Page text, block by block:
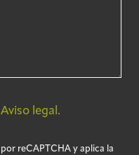
Aviso legal.
reCAPTCHA y aplica la